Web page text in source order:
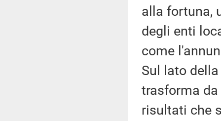
alla fortuna,
degli enti
come
Sul lato
trasforma
risultati che